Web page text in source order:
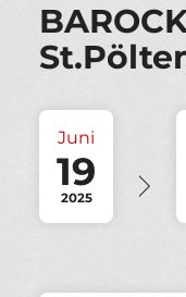
Juni
19
2025